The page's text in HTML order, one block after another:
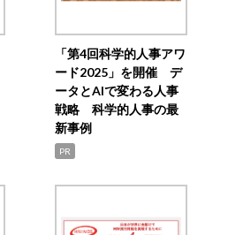
「第4回科学的人事アワ
ード2025」を開催 デ
ータとAIで変わる人事
戦略 科学的人事の最
新事例
PR